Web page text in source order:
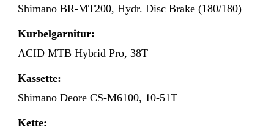
Shimano BR-MT200, Hydr. Disc Brake (180/180)
Kurbelgarnitur:
ACID MTB Hybrid Pro, 38T
Kassette:
Shimano Deore CS-M6100, 10-51T
Kette: